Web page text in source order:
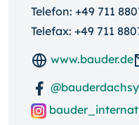
Telefon: +49 711
Telefax: +49 711
www.bauder.de